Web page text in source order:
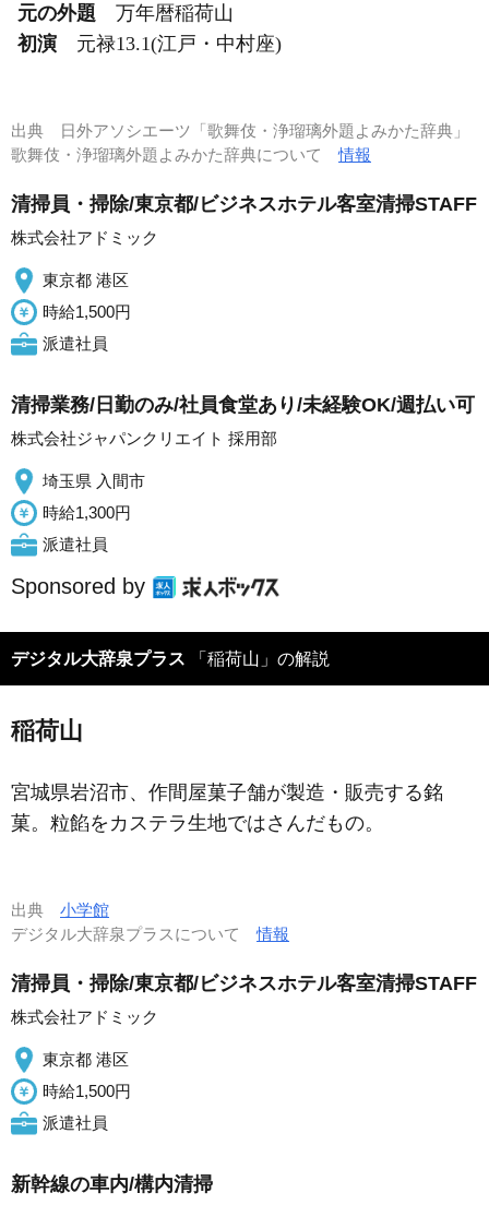
元の外題
万年暦稲荷山
初演
元禄13.1(江戸・中村座)
出典
日外アソシエーツ「歌舞伎・浄瑠璃外題よみかた辞典」
歌舞伎・浄瑠璃外題よみかた辞典について情報
清掃員・掃除/東京都/ビジネスホテル客室清掃STAFF
株式会社アドミック
東京都 港区
時給1,500円
派遣社員
清掃業務/日勤のみ/社員食堂あり/未経験OK/週払い可
株式会社ジャパンクリエイト 採用部
埼玉県 入間市
時給1,300円
派遣社員
Sponsored by
デジタル大辞泉プラス 「稲荷山」の解説
稲荷山
宮城県岩沼市、作間屋菓子舗が製造・販売する銘
菓。粒餡をカステラ生地ではさんだもの。
出典 小学館
デジタル大辞泉プラスについて情報
清掃員・掃除/東京都/ビジネスホテル客室清掃STAFF
株式会社アドミック
東京都 港区
時給1,500円
派遣社員
新幹線の車内/構内清掃